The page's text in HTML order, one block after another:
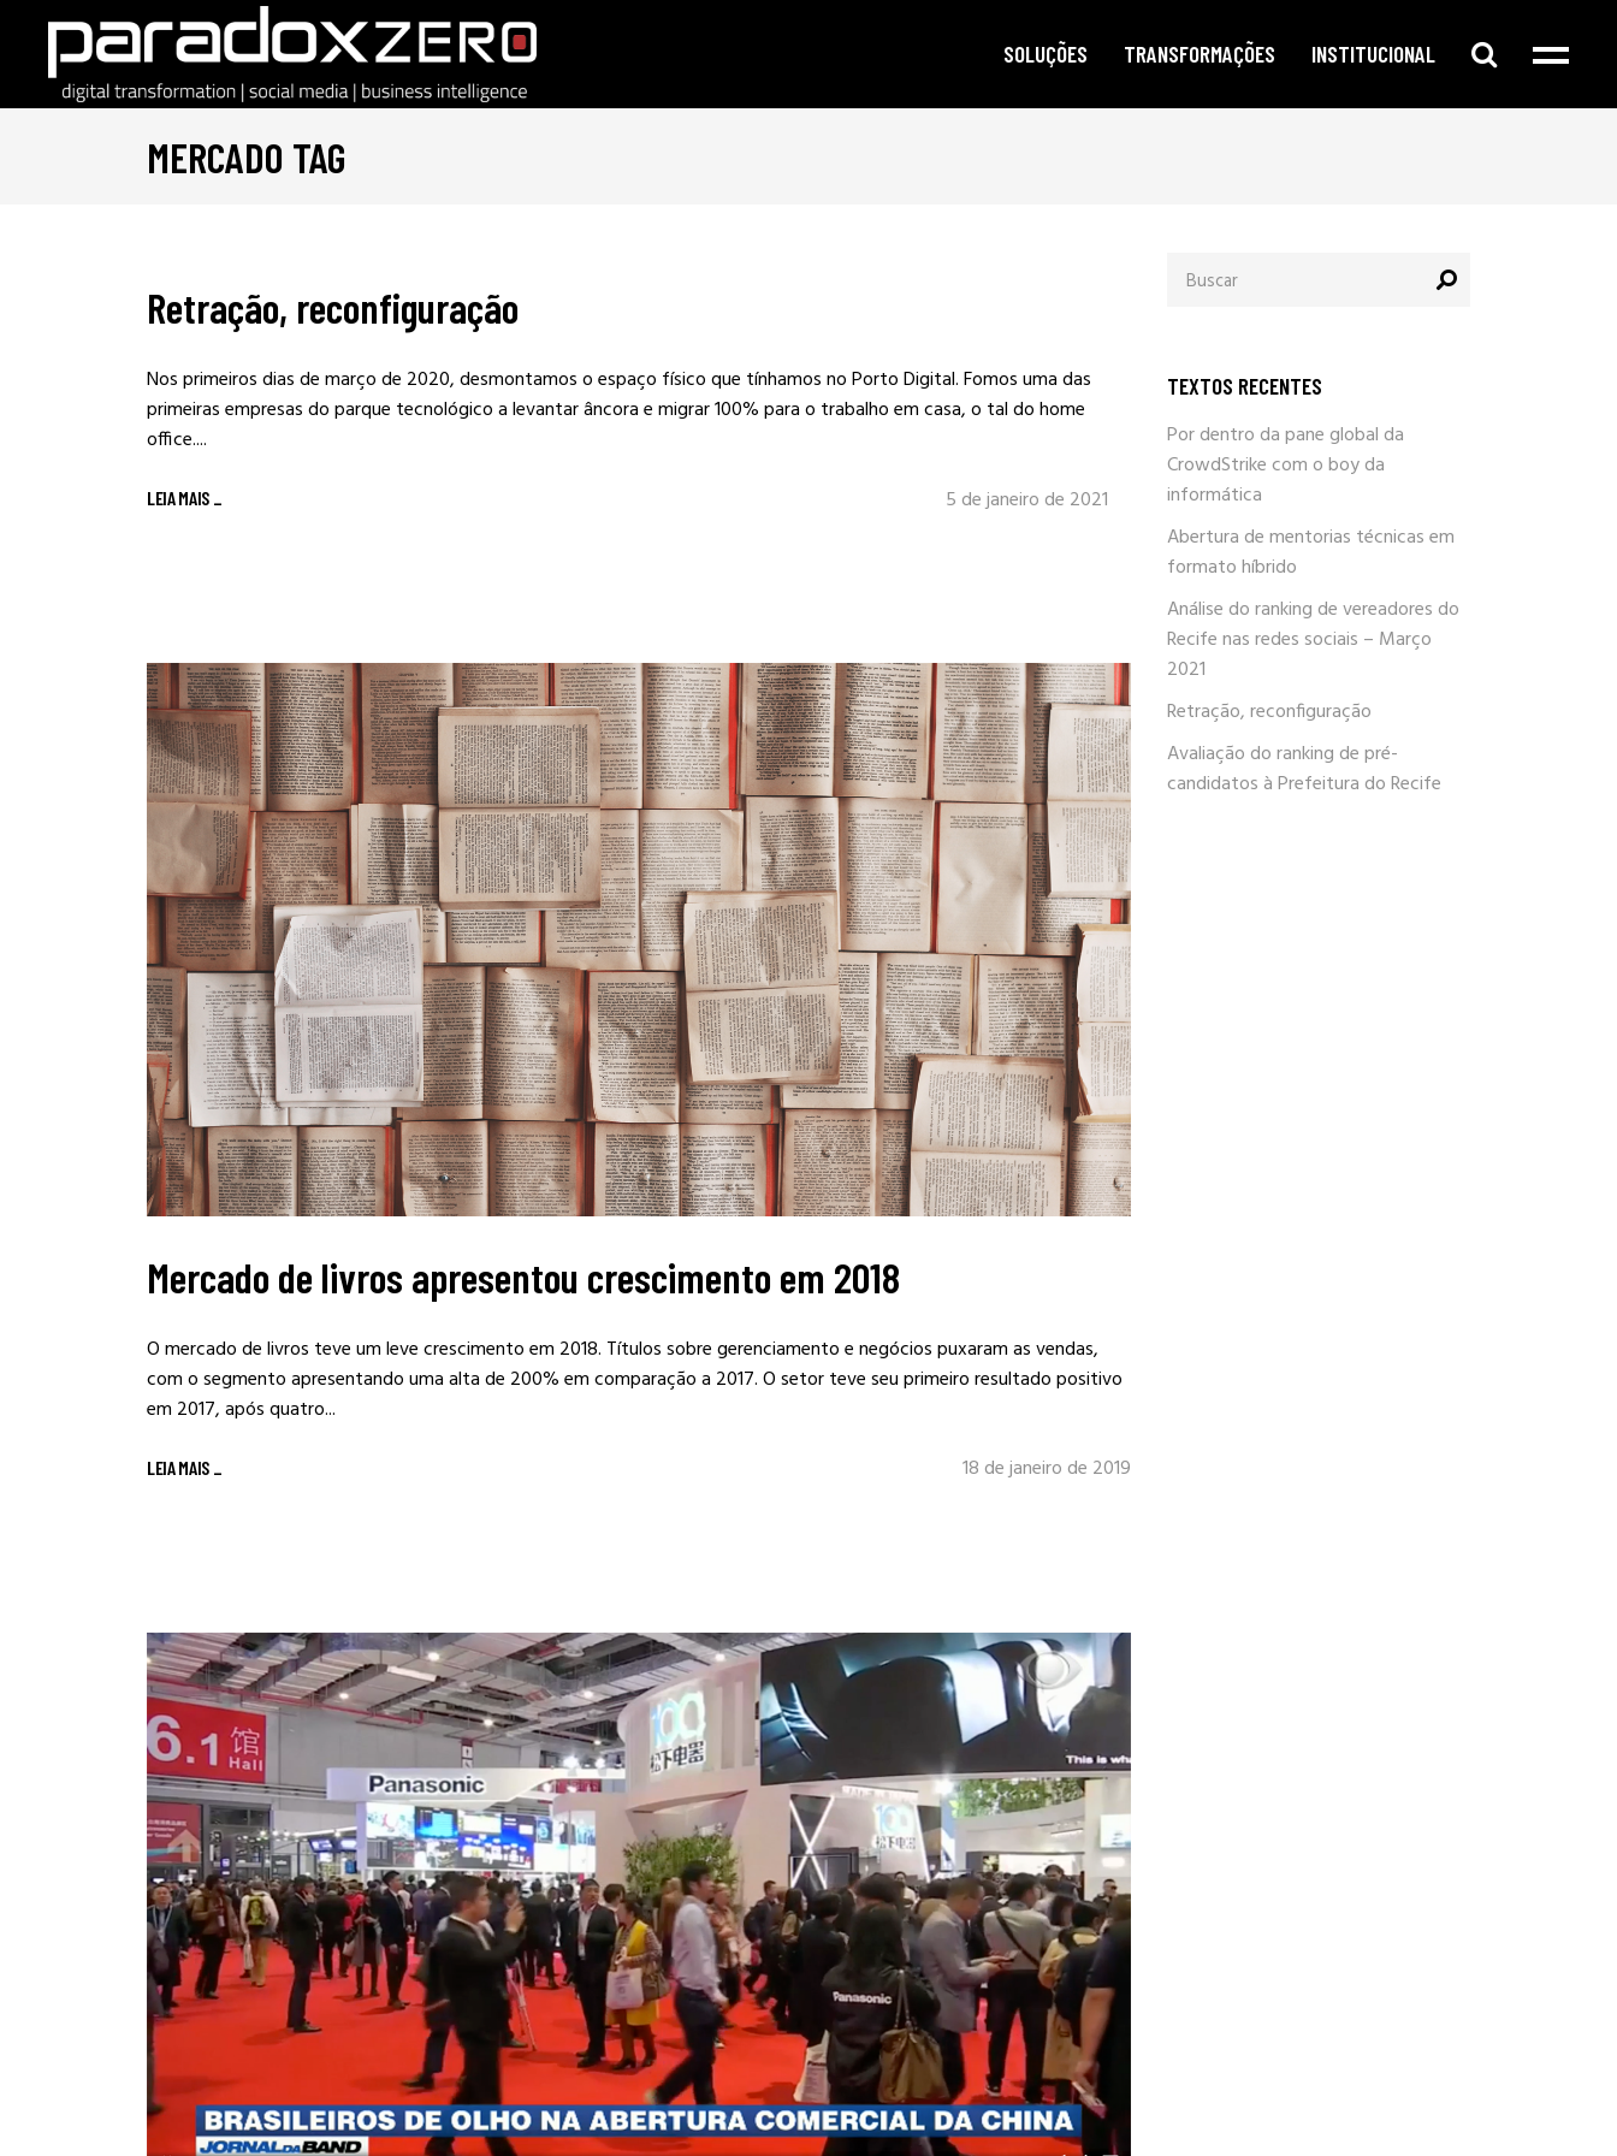
SOLUÇÕES
produção de conteúdo
LGPD
TRANSFORMAÇÕES
responsabilidade social
INSTITUCIONAL
sobre / quem somos
MERCADO TAG
Retração, reconfiguração
Nos primeiros dias de março de 2020, desmontamos o espaço físico que tínhamos no Porto Digital. Fomos uma das
primeiras empresas do parque tecnológico a levantar âncora e migrar 100% para o trabalho em casa, o tal do home
office....
LEIA MAIS _ 5 de janeiro de 2021
Mercado de livros apresentou crescimento em 2018
O mercado de livros teve um leve crescimento em 2018. Títulos sobre gerenciamento e negócios puxaram as vendas,
com o segmento apresentando uma alta de 200% em comparação a 2017. O setor teve seu primeiro resultado positivo
em 2017, após quatro...
LEIA MAIS 18 de janeiro de 2019
por:
TEXTOS RECENTES
Por dentro da pane global da
CrowdStrike com o boy da
informática
Abertura de mentorias técnicas em
formato híbrido
Análise do ranking de vereadores do
Recife nas redes sociais – Março
2021
Retração, reconfiguração
Avaliação do ranking de pré-
candidatos à Prefeitura do Recife